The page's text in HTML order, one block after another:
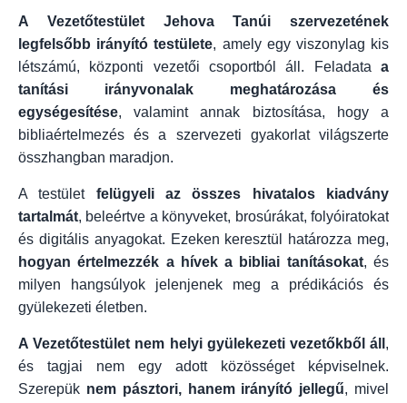
A Vezetőtestület Jehova Tanúi szervezetének
legfelsőbb irányító testülete, amely egy viszonylag kis
létszámú, központi vezetői csoportból áll. Feladata a
tanítási irányvonalak meghatározása és
egységesítése, valamint annak biztosítása, hogy a
bibliaértelmezés és a szervezeti gyakorlat világszerte
összhangban maradjon.
A testület felügyeli az összes hivatalos kiadvány
tartalmát, beleértve a könyveket, brosúrákat, folyóiratokat
és digitális anyagokat. Ezeken keresztül határozza meg,
hogyan értelmezzék a hívek a bibliai tanításokat, és
milyen hangsúlyok jelenjenek meg a prédikációs és
gyülekezeti életben.
A Vezetőtestület nem helyi gyülekezeti vezetőkből áll ,
és tagjai nem egy adott közösséget képviselnek.
Szerepük nem pásztori, hanem irányító jellegű, mivel